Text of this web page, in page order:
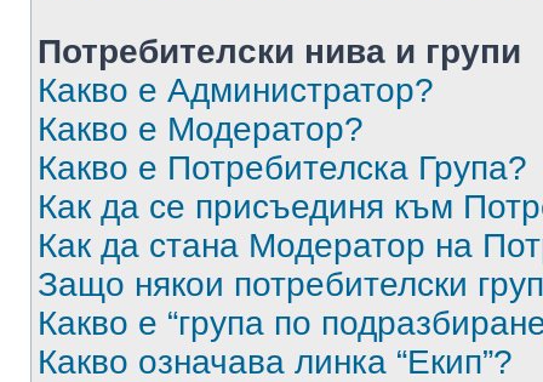
Потребителски нива и групи
Какво е Администратор?
Какво е Модератор?
Какво е Потребителска Група?
Как да се присъединя към
Как да стана Модератор на
Защо някои потребителски
Какво е “група по
Какво означава линка “Екип”?